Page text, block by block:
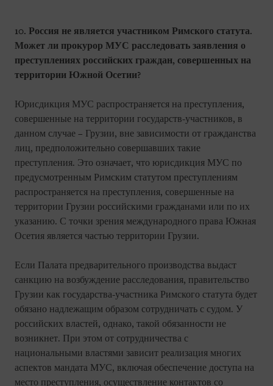
10. Россия не является участником Римского статута.
Может ли прокурор МУС расследовать заявления о
преступлениях российских граждан, совершенных на
территории Южной Осетии?
Юрисдикция МУС распространяется на преступления,
совершенные на территории государств-участников, в
данном случае – Грузии, вне зависимости от гражданства
лиц, предположительно совершавших такие
преступления. Это означает, что юрисдикция МУС по
предусмотренным Римским статутом преступлениям
распространяется на преступления, совершенные на
территории Грузии российскими гражданами или по их
указанию. С точки зрения международного права Южная
Осетия является частью территории Грузии.
Если Палата предварительного производства выдаст
санкцию на возбуждение расследования, правительство
Грузии как государства-участника Римского статута будет
обязано надлежащим образом сотрудничать с судом. У
российских властей, однако, такой обязанности не
возникнет. При этом от сотрудничества с
национальными властями зависит реализация многих
аспектов мандата МУС, включая обеспечение доступа на
место преступления, осуществление контактов со